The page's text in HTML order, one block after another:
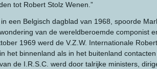
tot Robert Stolz Wenen.”
een Belgisch dagblad van 1968, spoorde
van de wereldberoemde componist
1969 werd de V.Z.W. Internationale
het binnenland als in het buitenland
de I.R.S.C. werd door talrijke ministers,